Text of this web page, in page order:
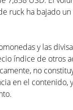
ruck ha bajado
y las
índice de otros
no
en el contenido,